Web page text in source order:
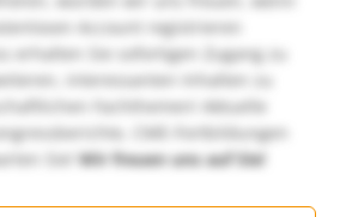
Account registrieren
erhalten Sie sofortigen Zugang zu
interessanten Inhalten zu
Fachthemen! Aktuelle
CME-Fortbildungen
Sie!Wir freuen uns auf Sie!